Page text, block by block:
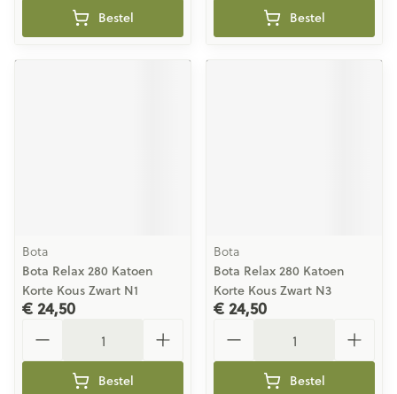
Bestel Bestel
Bota
Bota Relax 280 Katoen
Korte Kous Zwart N1
€ 24,50
Bestel
Bota
Bota Relax 280 Katoen
Korte Kous Zwart N3
€ 24,50
Bestel